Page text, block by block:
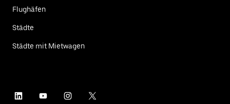
Flughäfen
Städte
Städte mit Mietwagen